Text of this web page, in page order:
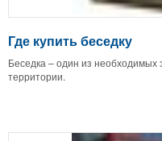
Где купить беседку
Беседка – один из необходимых
территории.